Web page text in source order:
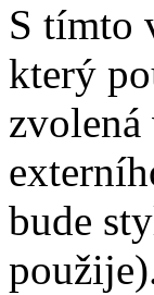
S tímto
který
bude